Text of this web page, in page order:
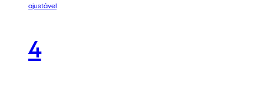
ajustável
4